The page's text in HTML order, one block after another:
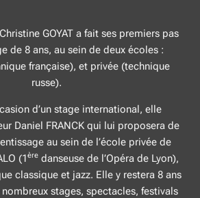
GOYAT a fait ses premiers pas
de 8 ans, au sein de deux écoles :
française), et privée (technique
russe).
d’un stage international, elle
Daniel FRANCK qui lui proposera de
au sein de l’école privée de
(1ère danseuse de l’Opéra de Lyon),
classique et jazz. Elle y restera 8 ans
stages, spectacles, festivals